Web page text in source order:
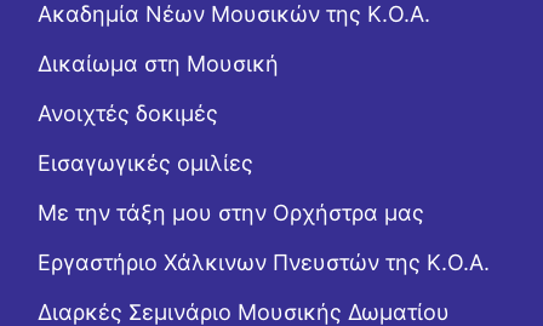
Ακαδημία Νέων Μουσικών της Κ.Ο.Α.
Δικαίωμα στη Μουσική
Ανοιχτές δοκιμές
Εισαγωγικές ομιλίες
Με την τάξη μου στην Ορχήστρα μας
Εργαστήριo Χάλκινων Πνευστών της Κ.Ο.Α.
Διαρκές Σεμινάριο Μουσικής Δωματίου